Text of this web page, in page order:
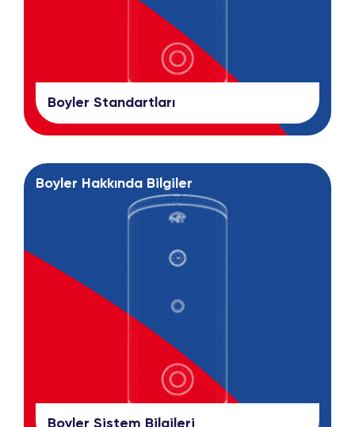
Boyler Standartları
Boyler Hakkında Bilgiler
Boyler Sistem Bilgileri